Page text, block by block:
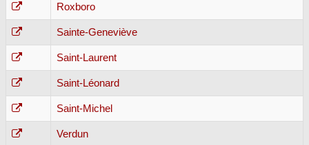
Roxboro
Sainte-Geneviève
Saint-Laurent
Saint-Léonard
Saint-Michel
Verdun